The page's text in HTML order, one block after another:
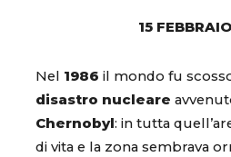
15
Nel 1986 il mondo fu
disastro nucleare
Chernobyl : in tutta
di vita e la zona sembrava